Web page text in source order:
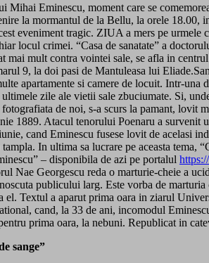
Mihai Eminescu, moment care se
la morman­tul de la Bellu, la orele 18.00,
eveniment tragic. ZIUA a mers pe urmele
locul crimei. “Casa de sanatate” a
mai mult contra vointei sale, se afla in
9, la doi pasi de Mantuleasa lui
apartamente si camere de locuit. Intr-una
zile ale vietii sale zbuciumate. Si,
de noi, s-a scurs la pamant, lovit
1889. Atacul tenorului Poenaru a survenit
cand Eminescu fusese lovit de acelasi
In ultima sa lucrare pe aceasta tema,
– disponi­bila de azi pe portalul
Nae Georgescu reda o marturie-cheie a
publicului larg. Este vorba de
el. Textul a aparut prima oara in ziarul
cand, la 33 de ani, incomodul
prima oara, la nebuni. Republicat in
sange”